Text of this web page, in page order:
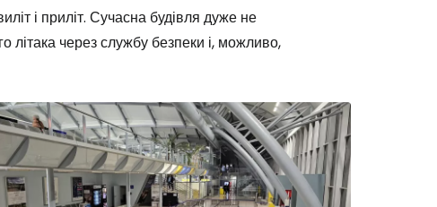
і приліт. Сучасна будівля дуже не
літака через службу безпеки і, можливо,